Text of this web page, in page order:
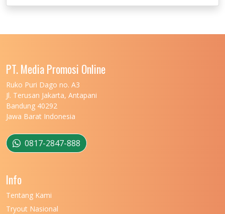
PT. Media Promosi Online
Ruko Puri Dago no. A3
Jl. Terusan Jakarta, Antapani
Bandung 40292
Jawa Barat Indonesia
0817-2847-888
Info
Tentang Kami
Tryout Nasional